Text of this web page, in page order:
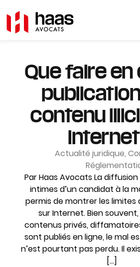
Que faire en
publication
contenu
Actualité juridique,
Par Haas Avocats La
intimes d’un candidat à la
permis de montrer les limites
sur Internet. Bien
contenus privés,
sont publiés en ligne, le mal
n’est pourtant pas perdu. Il
[…]